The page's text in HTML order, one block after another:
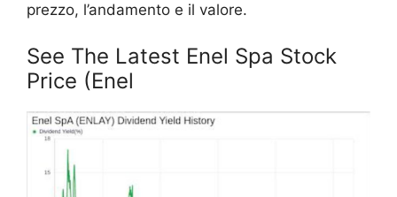
prezzo, l’andamento e il valore.
See The Latest Enel Spa Stock
Price (Enel